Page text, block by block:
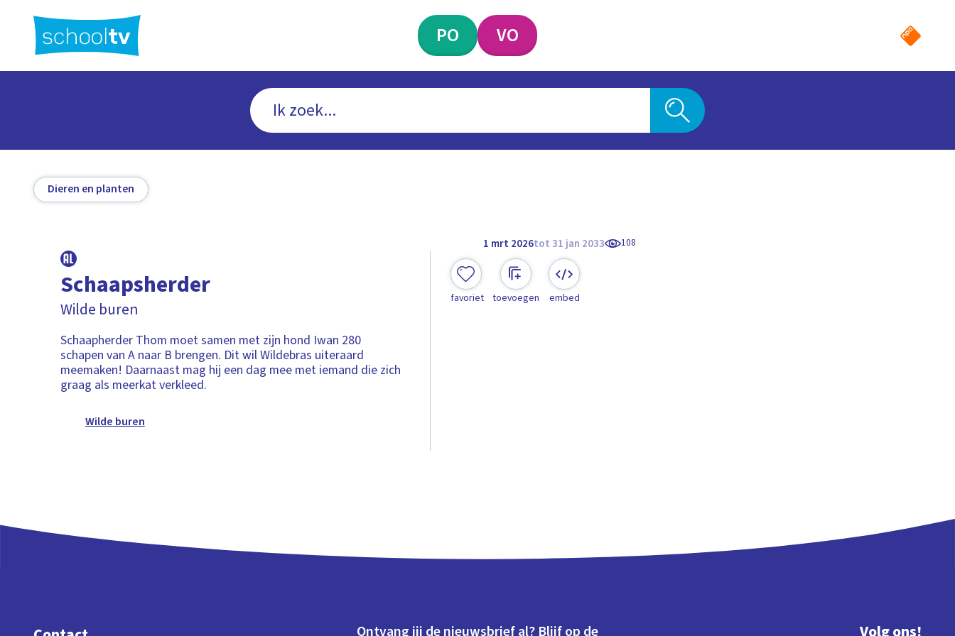
hoofdinhoud
PO VO
Dieren en planten
1 mrt 2026tot 31 jan 2033 108
Schaapsherder
Wilde buren
Schaapherder Thom moet samen met zijn hond Iwan 280
schapen van A naar B brengen. Dit wil Wildebras uiteraard
meemaken! Daarnaast mag hij een dag mee met iemand die zich
graag als meerkat verkleed.
Wilde buren
favoriet toevoegen embed
Ontvang jij de nieuwsbrief al? Blijf op de